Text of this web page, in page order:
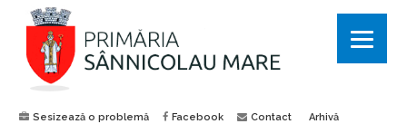
Sesizează o problemă Facebook Contact Arhivă